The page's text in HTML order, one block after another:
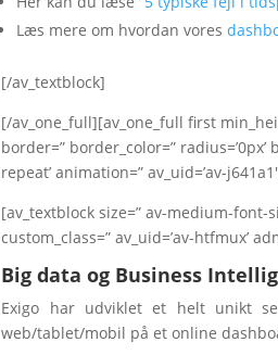
Læs mere om hvordan vores
[/av_textblock]
[/av_one_full][av_one_full first
border=” border_color=”
repeat’ animation=” av_uid=’av-
[av_textblock size=” av-medium-font-
custom_class=” av_uid=’av-htfmux’
Big data og Business
Exigo har udviklet et helt unikt
web/tablet/mobil på et online